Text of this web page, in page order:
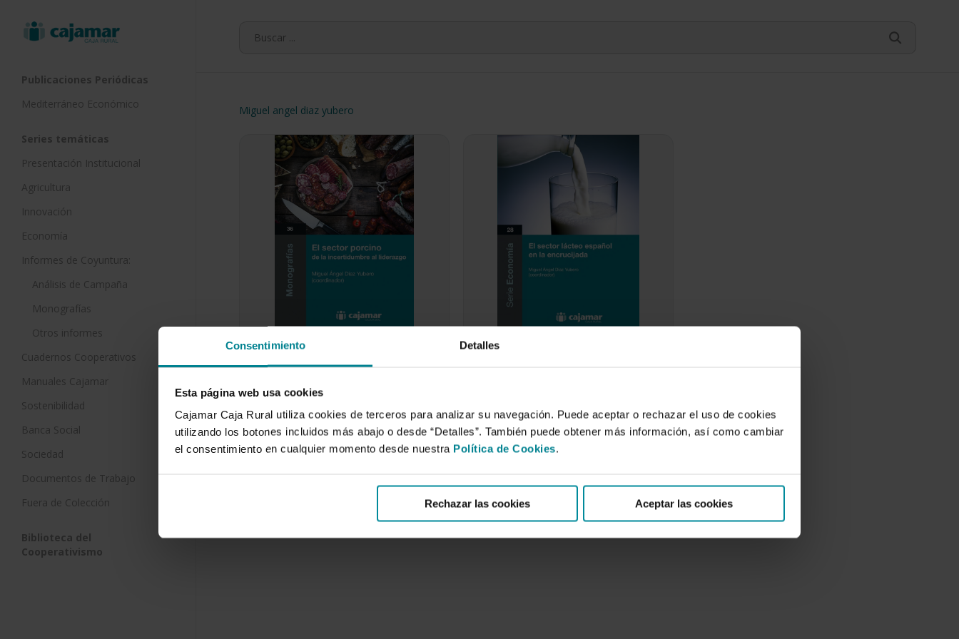
Consentimiento Detalles
Esta página web usa cookies
Cajamar Caja Rural utiliza cookies de terceros para analizar su navegación. Puede aceptar o rechazar el uso de cookies
utilizando los botones incluidos más abajo o desde “Detalles”. También puede obtener más información, así como cambiar
el consentimiento en cualquier momento desde nuestra Política de Cookies.
Rechazar las cookies Aceptar las cookies
Publicaciones Periódicas
Mediterráneo Económico
Series temáticas
Presentación Institucional
Agricultura
Innovación
Economía
Informes de Coyuntura:
Análisis de Campaña
Monografías
Otros informes
Cuadernos Cooperativos
Manuales Cajamar
Sostenibilidad
Banca Social
Sociedad
Documentos de Trabajo
Fuera de Colección
Biblioteca del
Cooperativismo
Miguel angel diaz yubero
incertidumbre al liderazgo
27 de septiembre de 2018
En el tránsito "de la incertidumbre
al liderazgo", esta obra ha
recogido los grandes avances…
El sector lácteo representa una
parte muy importante de la
agroalimentación española.
Significa, en promedio,…